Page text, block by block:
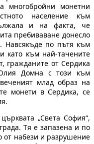
многобройни монетни
население към
и на факта, че
пребиваване донесло
Навсякъде по пътя към
като към най-тачените
гражданите от Сердика
Домна с този към
млад образ на
монети в Сердика, се
„Света София“,
Тя е запазена и по
от набези и разрушение